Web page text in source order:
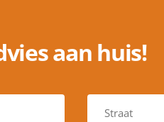
aan huis!
S